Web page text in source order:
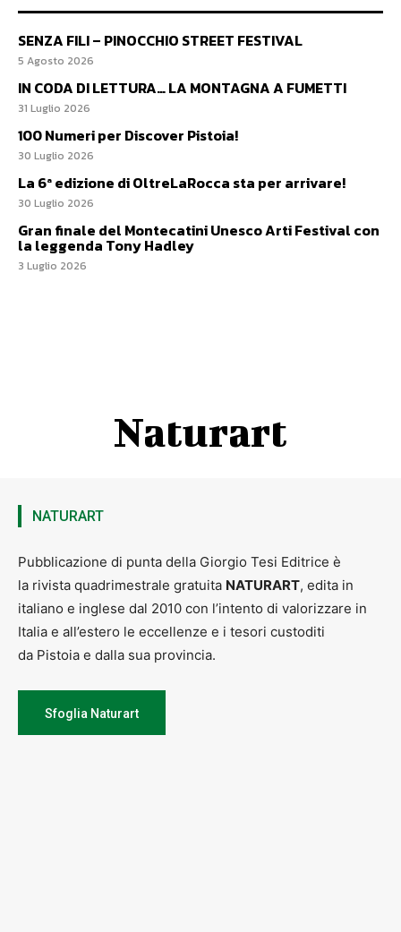
SENZA FILI – PINOCCHIO STREET FESTIVAL
5 Agosto 2026
IN CODA DI LETTURA… LA MONTAGNA A FUMETTI
31 Luglio 2026
100 Numeri per Discover Pistoia!
30 Luglio 2026
La 6ª edizione di OltreLaRocca sta per arrivare!
30 Luglio 2026
Gran finale del Montecatini Unesco Arti Festival con
la leggenda Tony Hadley
3 Luglio 2026
Naturart
NATURART
Pubblicazione di punta della Giorgio Tesi Editrice è
la rivista quadrimestrale gratuita NATURART, edita in
italiano e inglese dal 2010 con l’intento di valorizzare in
Italia e all’estero le eccellenze e i tesori custoditi
da Pistoia e dalla sua provincia.
Sfoglia Naturart